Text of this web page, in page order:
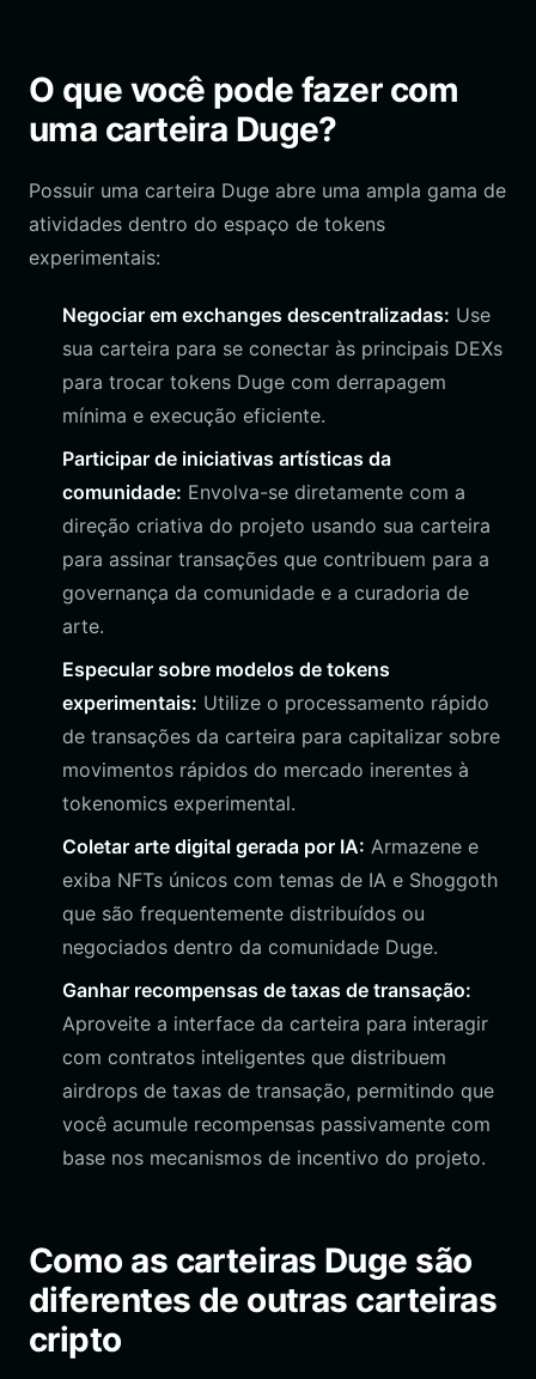
O que você pode fazer com
uma carteira Duge?
Possuir uma carteira Duge abre uma ampla gama de
atividades dentro do espaço de tokens
experimentais:
Negociar em exchanges descentralizadas: Use
sua carteira para se conectar às principais DEXs
para trocar tokens Duge com derrapagem
mínima e execução eficiente.
Participar de iniciativas artísticas da
comunidade: Envolva-se diretamente com a
direção criativa do projeto usando sua carteira
para assinar transações que contribuem para a
governança da comunidade e a curadoria de
arte.
Especular sobre modelos de tokens
experimentais: Utilize o processamento rápido
de transações da carteira para capitalizar sobre
movimentos rápidos do mercado inerentes à
tokenomics experimental.
Coletar arte digital gerada por IA: Armazene e
exiba NFTs únicos com temas de IA e Shoggoth
que são frequentemente distribuídos ou
negociados dentro da comunidade Duge.
Ganhar recompensas de taxas de transação:
Aproveite a interface da carteira para interagir
com contratos inteligentes que distribuem
airdrops de taxas de transação, permitindo que
você acumule recompensas passivamente com
base nos mecanismos de incentivo do projeto.
Como as carteiras Duge são
diferentes de outras carteiras
cripto